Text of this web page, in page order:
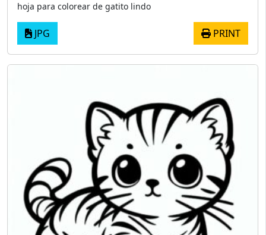
hoja para colorear de gatito lindo
JPG PRINT